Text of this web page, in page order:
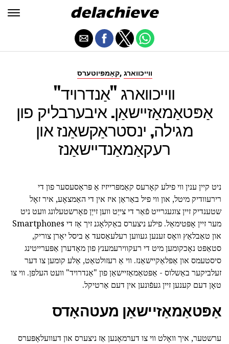
קאָמפּיוטערס, ווייכווארג
ווייכווארג "אַנדרויד"
אַפּטאַמאַזיישאַן. איבערבליק פון
מגילה, ינסטראַקשאַנז און
רעקאַמאַנדיישאַנז
ניט קיין ענין ווי פילע קאָרעס קאַמפּרייזיז אַ פּראַסעסער פון די
רירעוודיק מיטל, און ווי פיל באַראַן איז אין די האַמצאָע, איר זאָל
שטענדיק זיין צוגעגרייט פֿאַר די צייַט ווען זייַן פאָרשטעלונג וועט ניט
מער זיין אָפּטימאַל. פילע ניצערס באַקלאָגנ זיך אַז די Smartphones
און טאַבלאַץ וואָס זענען געווען רעלעאַסעד אַ ביסל יאָרן צוריק,
סטאַפּט נאָכקומען מיט די רעקווירעמענץ פון מאָדערן אַפּערייטינג
סיסטעמס און אַפּלאַקיישאַנז. ווי אַ רעזולטאַט, אַלע קומען צו דער
זעלביקער באַשלוס - אַפּטאַמאַזיישאַן פון "אַנדרויד" וועט העלפן. ווי צו
טאָן דעם קענען זיין געפֿונען אין דעם אַרטיקל.
אַפּטאַמאַזיישאַן מעטהאָדס
ערשטער, איך וואָלט ווי צו דערמאָנען אַז ניצערס און דעוועלאָפּערס